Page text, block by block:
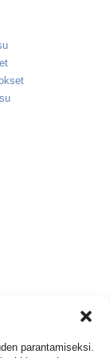
parantamiseksi.